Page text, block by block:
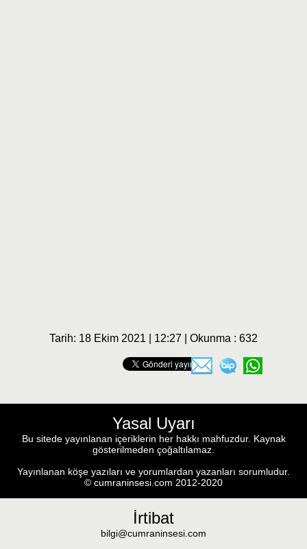
Tarih: 18 Ekim 2021 | 12:27 | Okunma : 632
Yasal Uyarı
Bu sitede yayınlanan içeriklerin her hakkı mahfuzdur. Kaynak
gösterilmeden çoğaltılamaz.
Yayınlanan köşe yazıları ve yorumlardan yazanları sorumludur.
© cumraninsesi.com 2012-2020
İrtibat
bilgi@cumraninsesi.com